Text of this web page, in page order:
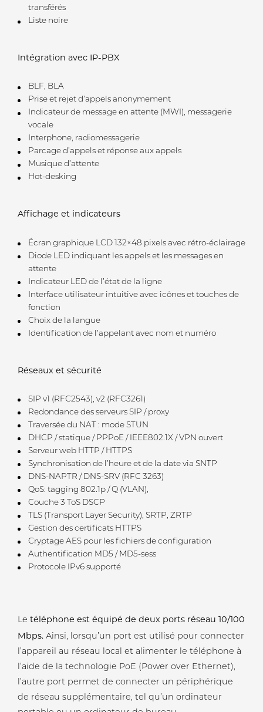
transférés
Liste noire
Intégration avec IP-PBX
BLF, BLA
Prise et rejet d’appels anonymement
Indicateur de message en attente (MWI), messagerie
vocale
Interphone, radiomessagerie
Parcage d’appels et réponse aux appels
Musique d’attente
Hot-desking
Affichage et indicateurs
Écran graphique LCD 132×48 pixels avec rétro-éclairage
Diode LED indiquant les appels et les messages en
attente
Indicateur LED de l’état de la ligne
Interface utilisateur intuitive avec icônes et touches de
fonction
Choix de la langue
Identification de l’appelant avec nom et numéro
Réseaux et sécurité
SIP v1 (RFC2543), v2 (RFC3261)
Redondance des serveurs SIP / proxy
Traversée du NAT : mode STUN
DHCP / statique / PPPoE / IEEE802.1X / VPN ouvert
Serveur web HTTP / HTTPS
Synchronisation de l’heure et de la date via SNTP
DNS-NAPTR / DNS-SRV (RFC 3263)
QoS: tagging 802.1p / Q (VLAN),
Couche 3 ToS DSCP
TLS (Transport Layer Security), SRTP, ZRTP
Gestion des certificats HTTPS
Cryptage AES pour les fichiers de configuration
Authentification MD5 / MD5-sess
Protocole IPv6 supporté
Le téléphone est équipé de deux ports réseau 10/100
Mbps. Ainsi, lorsqu’un port est utilisé pour connecter
l’appareil au réseau local et alimenter le téléphone à
l’aide de la technologie PoE (Power over Ethernet),
l’autre port permet de connecter un périphérique
de réseau supplémentaire, tel qu’un ordinateur